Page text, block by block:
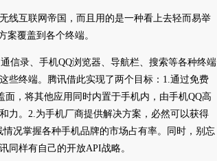
线互联网帝国，而且用的是一种看上去轻而易举
覆盖到各个终端。
信录、手机QQ浏览器、导航栏、搜索等各种终端
些终端。腾讯借此实现了两个目标：1.通过免费
，将其他应用同时内置于手机内，由手机QQ高
力。2.为手机厂商提供解决方案，必然可以获得
况掌握各种手机品牌的市场占有率。同时，别忘
同样有自己的开放API战略。